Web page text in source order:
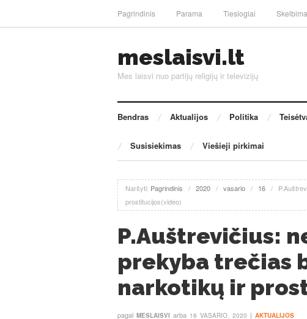
Pagrindinis Parama Tiesiogiai
meslaisvi.lt
Mes laisvi nuo partijų religijų ir televizijų
Bendras Aktualijos Politika
Susisiekimas Viešieji pirkimai
Naršyti: Pagrindinis / 2020 / vasario / 16 /
prostitucijos(video)
P.Auštrevičius:
prekyba trečias
narkotikų ir
pagal MESLAISVI arba 16 VASARIO, 2020 į AKTUALIJOS